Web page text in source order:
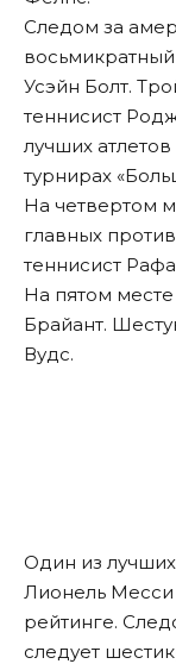
Следом за
Усэйн Болт.
теннисист
лучших
турнирах
На четвертом
главных
теннисист
На пятом
Брайант.
Вудс.
Один из
Лионель Месси
рейтинге.
следует